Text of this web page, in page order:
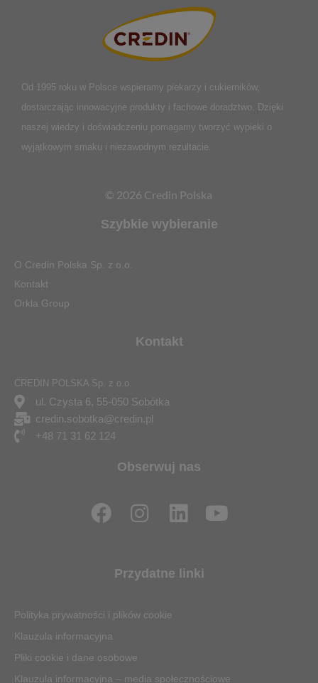
Od 1995 roku w Polsce wspieramy piekarzy i cukierników,
dostarczając innowacyjne produkty i fachowe doradztwo. Dzięki
naszej wiedzy i doświadczeniu pomagamy tworzyć wypieki o
wyjątkowym smaku i niezawodnym rezultacie.
© 2026 Credin Polska
Szybkie wybieranie
O Credin Polska Sp. z o.o.
Kontakt
Orkla Group
Kontakt
CREDIN POLSKA Sp. z o.o.
ul. Czysta 6, 55-050 Sobótka
credin.sobotka@credin.pl
+48 71 31 62 124
Obserwuj nas
F
a
o
o
k
I
n
t
g
m
L
i
k
Y
o
Przydatne linki
Polityka prywatności i plików cookie
Klauzula informacyjna
Pliki cookie i dane osobowe
Klauzula informacyjna – media społecznościowe